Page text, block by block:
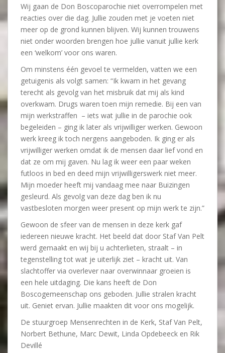
Wij gaan de Don Boscoparochie niet overrompelen met
reacties over die dag. Jullie zouden met je voeten niet
meer op de grond kunnen blijven. Wij kunnen trouwens
niet onder woorden brengen hoe jullie vanuit jullie kerk
een ‘welkom’ voor ons waren.
Om minstens één gevoel te vermelden, vatten we een
getuigenis als volgt samen: “Ik kwam in het gevang
terecht als gevolg van het misbruik dat mij als kind
overkwam. Drugs waren toen mijn remedie. Bij een van
mijn werkstraffen – iets wat jullie in de parochie ook
begeleiden – ging ik later als vrijwilliger werken. Gewoon
werk kreeg ik toch nergens aangeboden. Ik ging er als
vrijwilliger werken omdat ik de mensen daar lief vond en
dat ze om mij gaven. Nu lag ik weer een paar weken
futloos in bed en deed mijn vrijwilligerswerk niet meer.
Mijn moeder heeft mij vandaag mee naar Buizingen
gesleurd. Als gevolg van deze dag ben ik nu
vastbesloten morgen weer present op mijn werk te zijn.”
Gewoon de sfeer van de mensen in deze kerk gaf
iedereen nieuwe kracht. Het beeld dat door Staf Van Pelt
werd gemaakt en wij bij u achterlieten, straalt – in
tegenstelling tot wat je uiterlijk ziet – kracht uit. Van
slachtoffer via overlever naar overwinnaar groeien is
een hele uitdaging. Die kans heeft de Don
Boscogemeenschap ons geboden. Jullie stralen kracht
uit. Geniet ervan. Jullie maakten dit voor ons mogelijk.
De stuurgroep Mensenrechten in de Kerk, Staf Van Pelt,
Norbert Bethune, Marc Dewit, Linda Opdebeeck en Rik
Devillé